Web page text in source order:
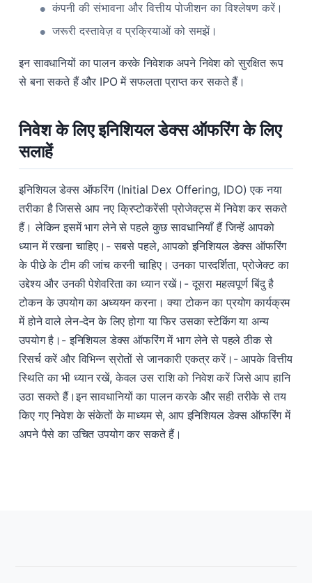
कंपनी की संभावना और वित्तीय पोजीशन का विश्लेषण करें।
जरूरी दस्तावेज़ व प्रक्रियाओं को समझें।
इन सावधानियों का पालन करके निवेशक अपने निवेश को सुरक्षित रूप
से बना सकते हैं और IPO में सफलता प्राप्त कर सकते हैं।
निवेश के लिए इनिशियल डेक्स ऑफरिंग के लिए
सलाहें
इनिशियल डेक्स ऑफरिंग (Initial Dex Offering, IDO) एक नया
तरीका है जिससे आप नए क्रिप्टोकरेंसी प्रोजेक्ट्स में निवेश कर सकते
हैं। लेकिन इसमें भाग लेने से पहले कुछ सावधानियाँ हैं जिन्हें आपको
ध्यान में रखना चाहिए।- सबसे पहले, आपको इनिशियल डेक्स ऑफरिंग
के पीछे के टीम की जांच करनी चाहिए। उनका पारदर्शिता, प्रोजेक्ट का
उद्देश्य और उनकी पेशेवरिता का ध्यान रखें।- दूसरा महत्वपूर्ण बिंदु है
टोकन के उपयोग का अध्ययन करना। क्या टोकन का प्रयोग कार्यक्रम
में होने वाले लेन-देन के लिए होगा या फिर उसका स्टेकिंग या अन्य
उपयोग है।- इनिशियल डेक्स ऑफरिंग में भाग लेने से पहले ठीक से
रिसर्च करें और विभिन्न स्रोतों से जानकारी एकत्र करें।- आपके वित्तीय
स्थिति का भी ध्यान रखें, केवल उस राशि को निवेश करें जिसे आप हानि
उठा सकते हैं।इन सावधानियों का पालन करके और सही तरीके से तय
किए गए निवेश के संकेतों के माध्यम से, आप इनिशियल डेक्स ऑफरिंग में
अपने पैसे का उचित उपयोग कर सकते हैं।